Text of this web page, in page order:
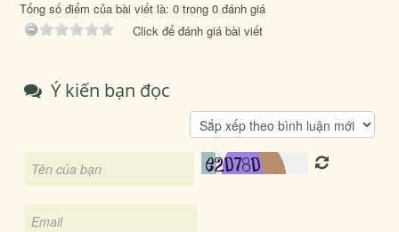
Tổng số điểm của bài viết là: 0 trong 0 đánh giá
Click để đánh giá bài viết
Ý kiến bạn đọc